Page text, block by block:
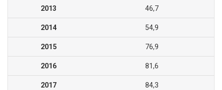
2013 46,7
2014 54,9
2015 76,9
2016 81,6
2017 84,3